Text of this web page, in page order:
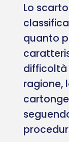
Lo
quanto
difficoltà
ragione,